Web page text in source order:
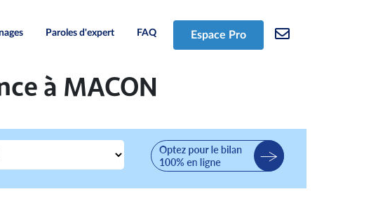
Paroles d'expert FAQ Espace Pro
à MACON